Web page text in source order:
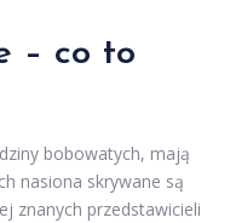
– co to
bobowatych, mają
nasiona skrywane są
znanych przedstawicieli